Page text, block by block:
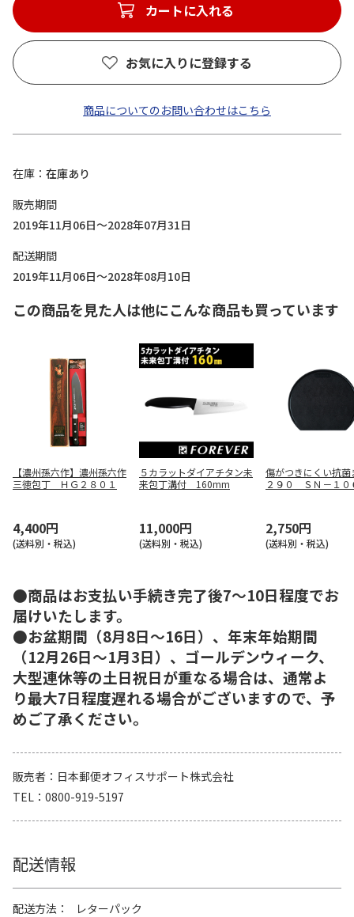
カートに入れる
お気に入りに登録する
商品についてのお問い合わせはこちら
在庫
在庫あり
販売期間
2019年11月06日～2028年07月31日
配送期間
2019年11月06日～2028年08月10日
この商品を見た人は他にこんな商品も買っています
【濃州孫六作】濃州孫六作
三徳包丁 ＨＧ２８０１
4,400円
(送料別・税込)
５カラットダイアチタン未
来包丁溝付 160mm
11,000円
(送料別・税込)
傷がつきにくい抗菌
２９０ ＳＮ－１０
2,750円
(送料別・税込)
●商品はお支払い手続き完了後7～10日程度でお
届けいたします。
●お盆期間（8月8日～16日）、年末年始期間
（12月26日～1月3日）、ゴールデンウィーク、
大型連休等の土日祝日が重なる場合は、通常よ
り最大7日程度遅れる場合がございますので、予
めご了承ください。
販売者
日本郵便オフィスサポート株式会社
TEL
0800-919-5197
配送情報
配送方法
レターパック